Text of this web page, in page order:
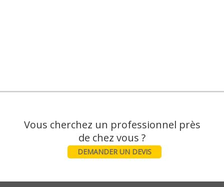
Vous cherchez un professionnel près
DEMANDER UN DEVIS